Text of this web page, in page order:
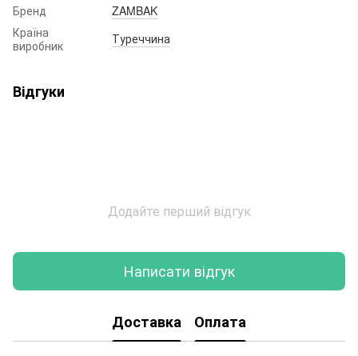
Бренд
ZAMBAK
Країна
виробник
Туреччина
Відгуки
Додайте перший відгук
Написати відгук
Доставка Оплата